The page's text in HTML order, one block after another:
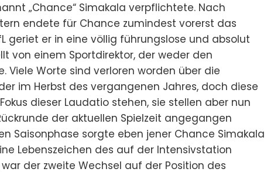
„Chance“ Simakala verpflichtete. Nach
endete für Chance zumindest vorerst das
geriet er in eine völlig führungslose und absolut
von einem Sportdirektor, der weder den
Viele Worte sind verloren worden über die
im Herbst des vergangenen Jahres, doch diese
dieser Laudatio stehen, sie stellen aber nun
der aktuellen Spielzeit angegangen
Saisonphase sorgte eben jener Chance Simakala
Lebenszeichen des auf der Intensivstation
der zweite Wechsel auf der Position des